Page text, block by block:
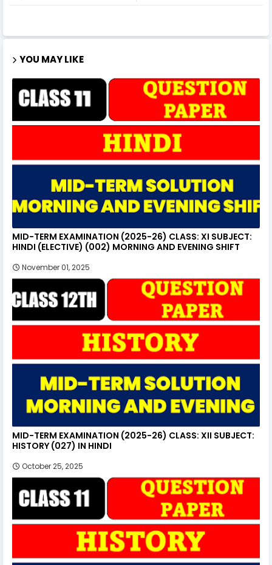
YOU MAY LIKE
MID-TERM EXAMINATION (2025-26) CLASS: XI SUBJECT:
HINDI (ELECTIVE) (002) MORNING AND EVENING SHIFT
November 01, 2025
MID-TERM EXAMINATION (2025-26) CLASS: XII SUBJECT:
HISTORY (027) IN HINDI
October 25, 2025